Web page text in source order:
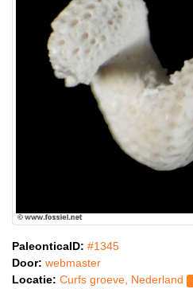
PaleonticaID: #1345
Door: webmaster
Locatie: Curfs groeve, Nederland